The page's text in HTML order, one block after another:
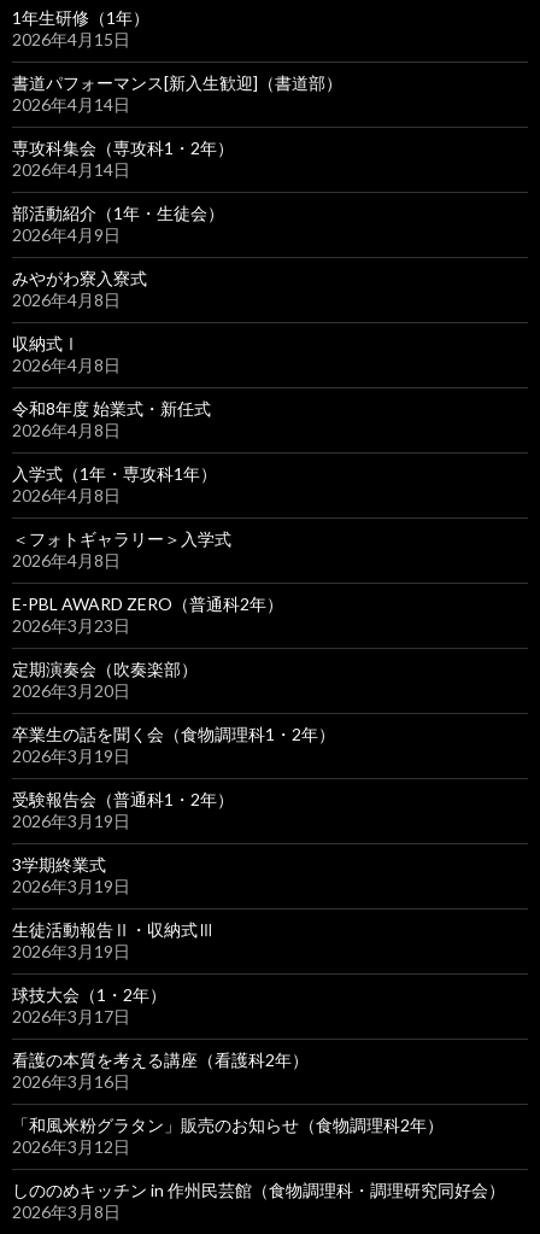
1年生研修（1年）
2026年4月15日
書道パフォーマンス[新入生歓迎]（書道部）
2026年4月14日
専攻科集会（専攻科1・2年）
2026年4月14日
部活動紹介（1年・生徒会）
2026年4月9日
みやがわ寮入寮式
2026年4月8日
収納式Ⅰ
2026年4月8日
令和8年度 始業式・新任式
2026年4月8日
入学式（1年・専攻科1年）
2026年4月8日
＜フォトギャラリー＞入学式
2026年4月8日
E-PBL AWARD ZERO（普通科2年）
2026年3月23日
定期演奏会（吹奏楽部）
2026年3月20日
卒業生の話を聞く会（食物調理科1・2年）
2026年3月19日
受験報告会（普通科1・2年）
2026年3月19日
3学期終業式
2026年3月19日
生徒活動報告Ⅱ・収納式Ⅲ
2026年3月19日
球技大会（1・2年）
2026年3月17日
看護の本質を考える講座（看護科2年）
2026年3月16日
「和風米粉グラタン」販売のお知らせ（食物調理科2年）
2026年3月12日
しののめキッチン in 作州民芸館（食物調理科・調理研究同好会）
2026年3月8日